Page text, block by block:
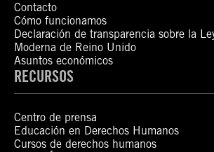
Contacto
Cómo funcionamos
Declaración de transparencia sobre la
Moderna de Reino Unido
Asuntos económicos
RECURSOS
Centro de prensa
Educación en Derechos Humanos
Cursos de derechos humanos